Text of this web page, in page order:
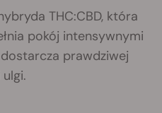
THC:CBD, która
pokój intensywnymi
prawdziwej